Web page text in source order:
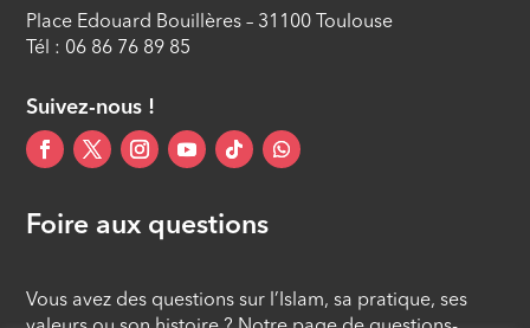
Place Edouard Bouillères – 31100 Toulouse
Tél : 06 86 76 89 85
Suivez-nous !
Foire aux questions
Vous avez des questions sur l’Islam, sa pratique, ses